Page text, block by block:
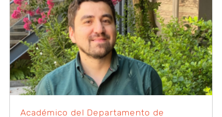
Académico del Departamento de